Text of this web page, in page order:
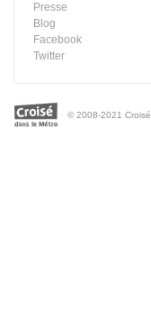
Presse
Blog
Facebook
Twitter
© 2008-2021